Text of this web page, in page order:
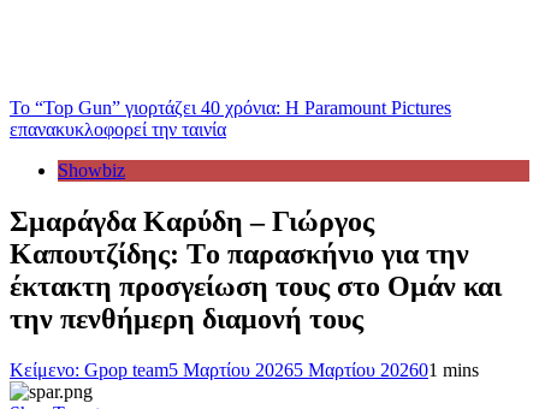
Το “Top Gun” γιορτάζει 40 χρόνια: Η Paramount Pictures
επανακυκλοφορεί την ταινία
Showbiz
Σμαράγδα Καρύδη – Γιώργος
Καπουτζίδης: Tο παρασκήνιο για την
έκτακτη προσγείωση τους στο Ομάν και
την πενθήμερη διαμονή τους
Κείμενο: Gpop team5 Μαρτίου 20265 Μαρτίου 202601 mins